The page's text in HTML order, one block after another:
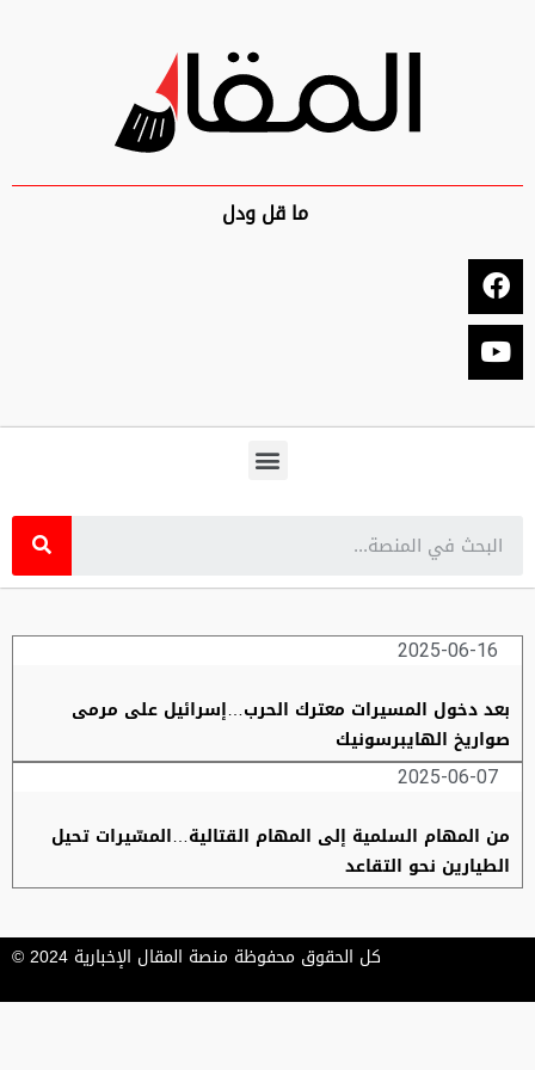
ما قل ودل
2025-06-16
بعد دخول المسيرات معترك الحرب…إسرائيل على مرمى
صواريخ الهايبرسونيك
2025-06-07
من المهام السلمية إلى المهام القتالية…المسّيرات تحيل
الطيارين نحو التقاعد
كل الحقوق محفوظة منصة المقال الإخبارية 2024 ©